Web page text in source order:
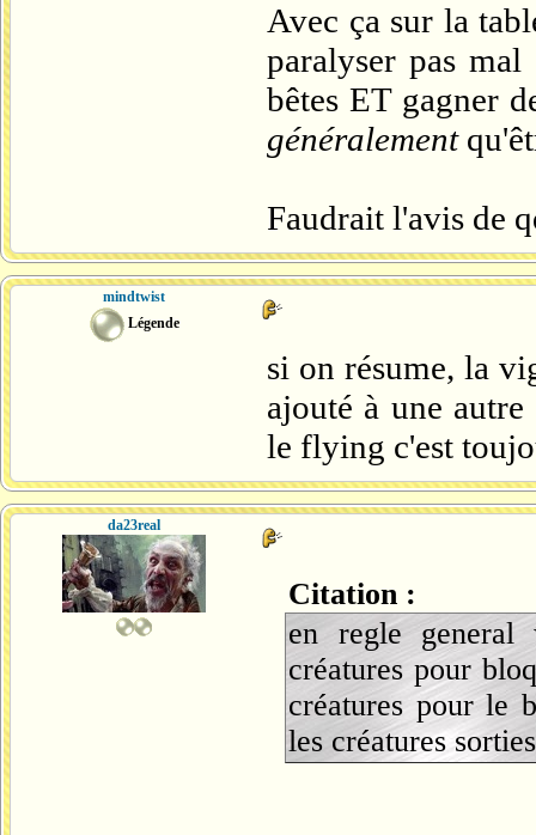
Avec ça sur la
paralyser pas mal
bêtes ET gagner
généralement
Faudrait l'avis de
mindtwist
Légende
si on résume, la
ajouté à une
le flying c'est
da23real
Citation :
en regle
créatures pour
créatures pour le
les créatures